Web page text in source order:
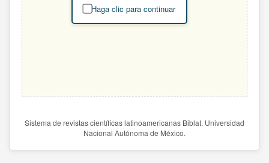
Haga clic para continuar
Sistema de revistas científicas latinoamericanas Biblat. Universidad
Nacional Autónoma de México.